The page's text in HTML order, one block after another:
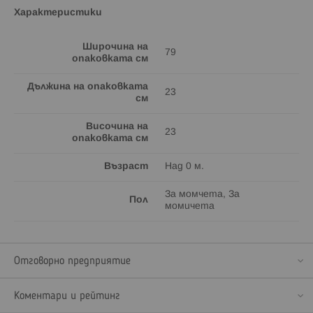
Характеристики
Широчина на
опаковката см
79
Дължина на опаковката
см
23
Височина на
опаковката см
23
Възраст Над 0 м.
Пол
За момчета, За
момичета
Отговорно предприятие
Коментари и рейтинг